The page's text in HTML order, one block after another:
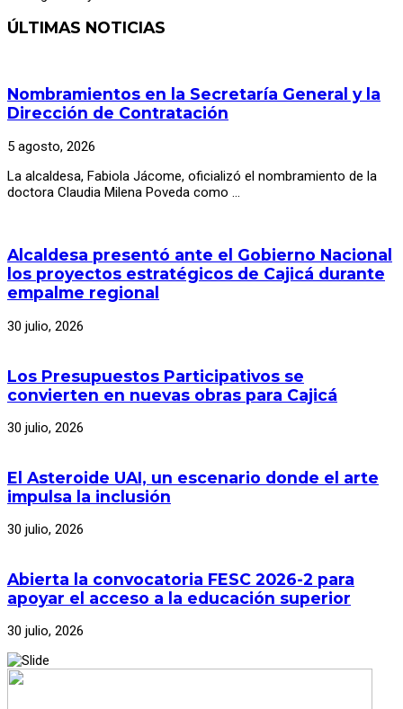
ÚLTIMAS NOTICIAS
Nombramientos en la Secretaría General y la
Dirección de Contratación
5 agosto, 2026
La alcaldesa, Fabiola Jácome, oficializó el nombramiento de la
doctora Claudia Milena Poveda como …
Alcaldesa presentó ante el Gobierno Nacional
los proyectos estratégicos de Cajicá durante
empalme regional
30 julio, 2026
Los Presupuestos Participativos se
convierten en nuevas obras para Cajicá
30 julio, 2026
El Asteroide UAI, un escenario donde el arte
impulsa la inclusión
30 julio, 2026
Abierta la convocatoria FESC 2026-2 para
apoyar el acceso a la educación superior
30 julio, 2026